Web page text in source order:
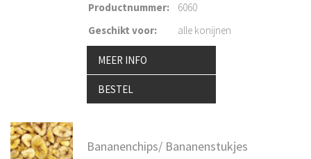
Productnummer:
6060
Geschikt voor: alle konijnen
MEER INFO
BESTEL
Bananenchips/ Bananenstukjes